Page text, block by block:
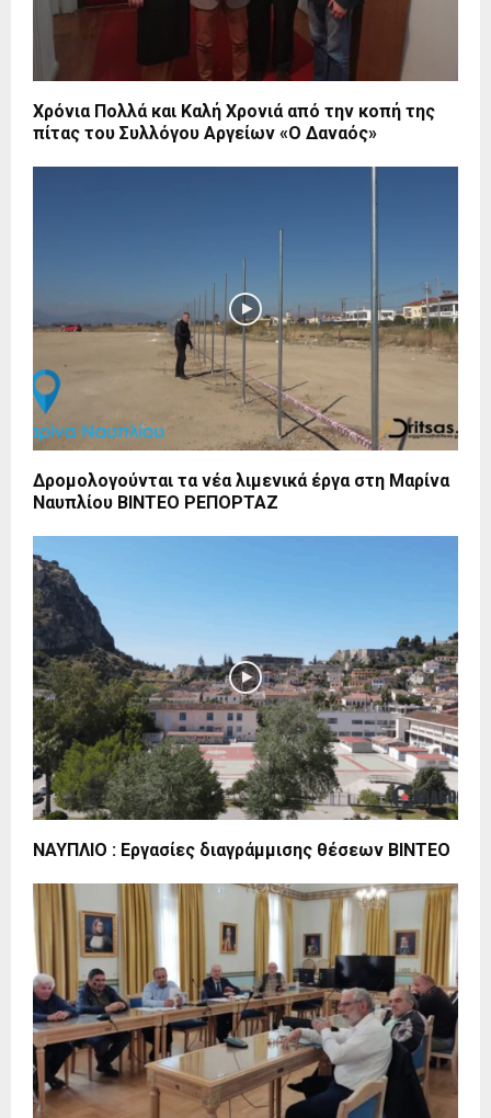
Χρόνια Πολλά και Καλή Χρονιά από την κοπή της
πίτας του Συλλόγου Αργείων «Ο Δαναός»
Δρομολογούνται τα νέα λιμενικά έργα στη Μαρίνα
Ναυπλίου ΒΙΝΤΕΟ ΡΕΠΟΡΤΑΖ
ΝΑΥΠΛΙΟ : Εργασίες διαγράμμισης θέσεων ΒΙΝΤΕΟ